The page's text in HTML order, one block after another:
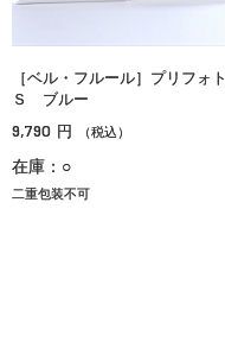
［ベル・フルール］プリフォト
Ｓ ブルー
9,790 円 （税込）
在庫：○
二重包装不可